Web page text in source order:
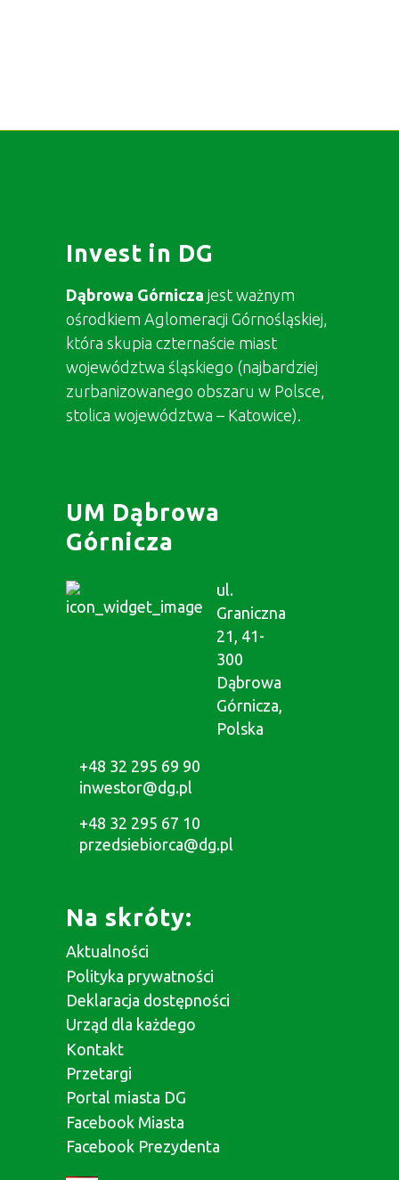
Invest in DG
Dąbrowa Górnicza jest ważnym
ośrodkiem Aglomeracji Górnośląskiej,
która skupia czternaście miast
województwa śląskiego (najbardziej
zurbanizowanego obszaru w Polsce,
stolica województwa – Katowice).
UM Dąbrowa
Górnicza
ul.
Graniczna
21, 41-
300
Dąbrowa
Górnicza,
Polska
+48 32 295 69 90
inwestor@dg.pl
+48 32 295 67 10
przedsiebiorca@dg.pl
Na skróty:
Aktualności
Polityka prywatności
Deklaracja dostępności
Urząd dla każdego
Kontakt
Przetargi
Portal miasta DG
Facebook Miasta
Facebook Prezydenta